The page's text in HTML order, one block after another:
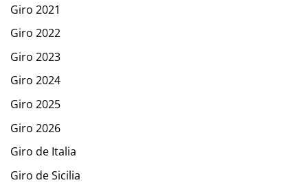
Giro 2021
Giro 2022
Giro 2023
Giro 2024
Giro 2025
Giro 2026
Giro de Italia
Giro de Sicilia